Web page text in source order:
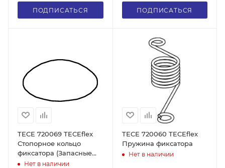
ПОДПИСАТЬСЯ ПОДПИСАТЬСЯ
TECE 720069 TECEflex
Стопорное кольцо
фиксатора (Запасные
части для арт. 720050)
Нет в наличии
TECE 720060 TECEflex
Пружина фиксатора
Нет в наличии